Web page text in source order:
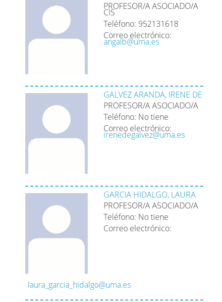
PROFESOR/A ASOCIADO/A
CIS
Teléfono: 952131618
Correo electrónico:
angaib@uma.es
GALVEZ ARANDA, IRENE DE
PROFESOR/A ASOCIADO/A
Teléfono: No tiene
Correo electrónico:
irenedegalvez@uma.es
GARCIA HIDALGO, LAURA
PROFESOR/A ASOCIADO/A
Teléfono: No tiene
Correo electrónico:
laura_garcia_hidalgo@uma.es